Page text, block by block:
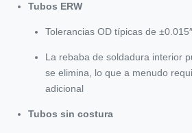
Tubos ERW
Tolerancias OD típicas de
La rebaba de soldadura interior
se elimina, lo que a menudo
adicional
Tubos sin costura